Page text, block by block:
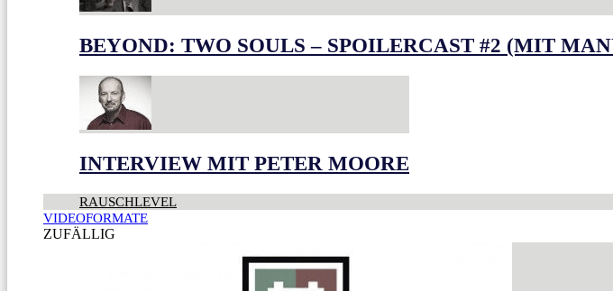
BEYOND: TWO SOULS – SPOILERCAST #2 (MIT
INTERVIEW MIT PETER MOORE
RAUSCHLEVEL
VIDEOFORMATE
ZUFÄLLIG